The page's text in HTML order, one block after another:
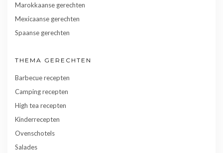
Marokkaanse gerechten
Mexicaanse gerechten
Spaanse gerechten
THEMA GERECHTEN
Barbecue recepten
Camping recepten
High tea recepten
Kinderrecepten
Ovenschotels
Salades